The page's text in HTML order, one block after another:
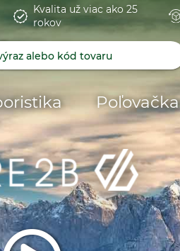
Kvalita už viac ako 25
rokov
Poľovačka